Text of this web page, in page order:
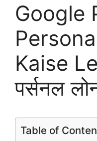
Google
Kaise
पर्सनल
Table of